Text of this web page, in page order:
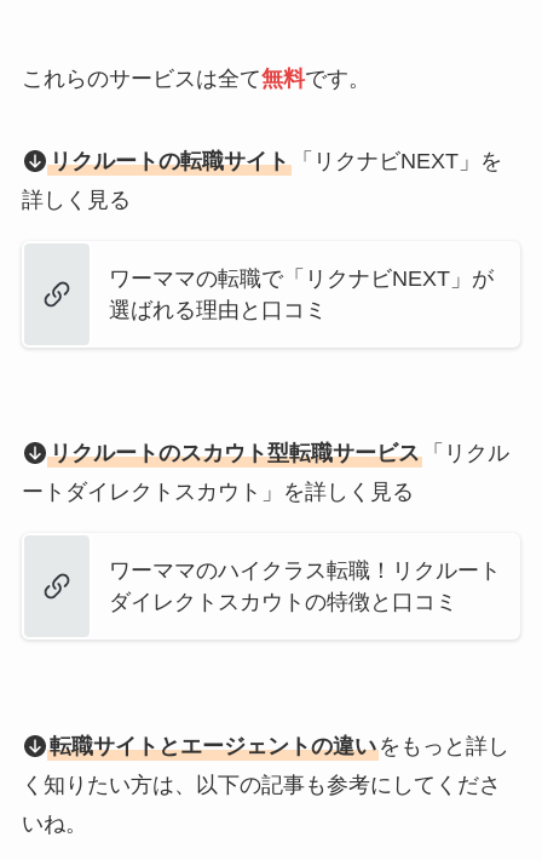
これらのサービスは全て無料です。
リクルートの転職サイト 「リクナビNEXT」を
詳しく見る
ワーママの転職で「リクナビNEXT」が
選ばれる理由と口コミ
リクルートのスカウト型転職サービス 「リクル
ートダイレクトスカウト」を詳しく見る
ワーママのハイクラス転職！リクルート
ダイレクトスカウトの特徴と口コミ
転職サイトとエージェントの違いをもっと詳し
く知りたい方は、以下の記事も参考にしてくださ
いね。